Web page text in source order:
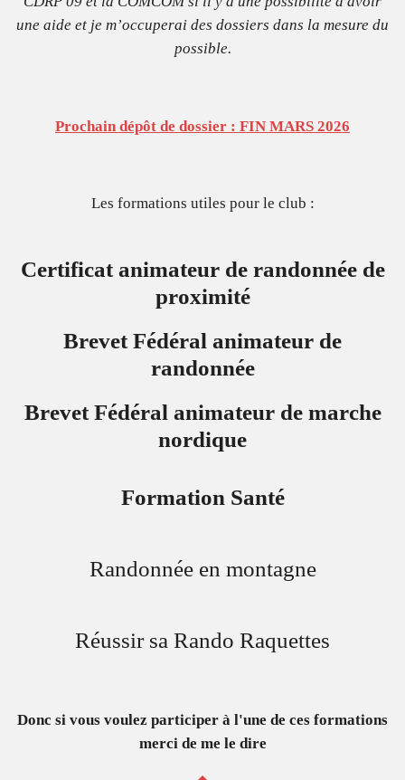
une aide et je m’occuperai des dossiers dans la mesure du
possible.
Prochain dépôt de dossier : FIN MARS 2026
Les formations utiles pour le club :
Certificat animateur de randonnée de
proximité
Brevet Fédéral animateur de
randonnée
Brevet Fédéral animateur de marche
nordique
Formation Santé
Randonnée en montagne
Réussir sa Rando Raquettes
Donc si vous voulez participer à l'une de ces formations
merci de me le dire